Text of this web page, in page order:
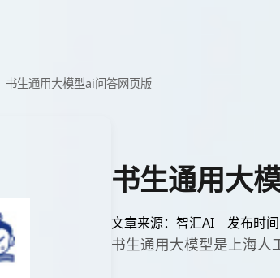
书生通用大模型ai问答网页版
书生通用大
文章来源：智汇AI 发布时
书生通用大模型是上海人